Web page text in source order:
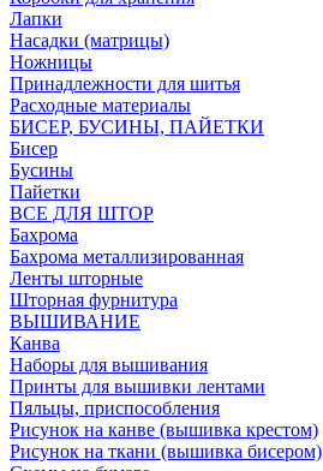
Лапки
Насадки (матрицы)
Ножницы
Принадлежности для шитья
Расходные материалы
БИСЕР, БУСИНЫ, ПАЙЕТКИ
Бисер
Бусины
Пайетки
ВСЕ ДЛЯ ШТОР
Бахрома
Бахрома металлизированная
Ленты шторные
Шторная фурнитура
ВЫШИВАНИЕ
Канва
Наборы для вышивания
Принты для вышивки лентами
Пяльцы, приспособления
Рисунок на канве (вышивка крестом)
Рисунок на ткани (вышивка бисером)